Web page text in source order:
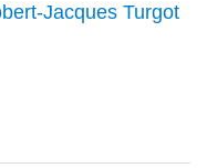
Jacques Turgot